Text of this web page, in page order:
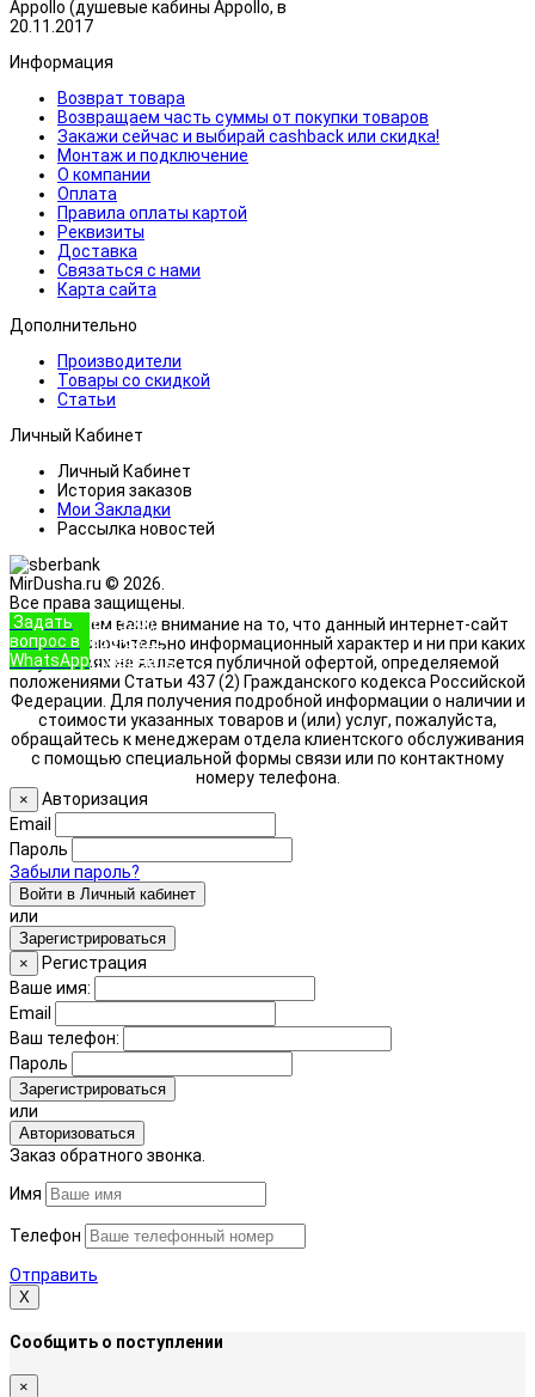
Appollo (душевые кабины Appollo, в
20.11.2017
Информация
Возврат товара
Возвращаем часть суммы от покупки товаров
Закажи сейчас и выбирай cashback или скидка!
Монтаж и подключение
О компании
Оплата
Правила оплаты картой
Реквизиты
Доставка
Связаться с нами
Карта сайта
Дополнительно
Производители
Товары со скидкой
Статьи
Личный Кабинет
Личный Кабинет
История заказов
Мои Закладки
Рассылка новостей
MirDusha.ru © 2026.
Все права защищены.
Обращаем ваше внимание на то, что данный интернет-сайт
носит исключительно информационный характер и ни при каких
условиях не является публичной офертой, определяемой
положениями Статьи 437 (2) Гражданского кодекса Российской
Федерации. Для получения подробной информации о наличии и
стоимости указанных товаров и (или) услуг, пожалуйста,
обращайтесь к менеджерам отдела клиентского обслуживания
с помощью специальной формы связи или по контактному
номеру телефона.
Задать
вопрос в
WhatsApp
+7 (933)
888-8322
Позвонить
×
Авторизация
Email
Пароль
Забыли пароль?
Войти в Личный кабинет
или
Зарегистрироваться
×
Регистрация
Ваше имя:
Email
Ваш телефон:
Пароль
Зарегистрироваться
или
Авторизоваться
Заказ обратного звонка.
Имя
Телефон
Отправить
Х
Сообщить о поступлении
×